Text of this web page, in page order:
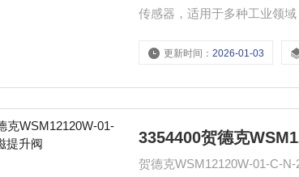
传感器，适用于多种工业领
更新时间：2026-01-03
3354400贺德克
贺德克WSM12120W-01-C-